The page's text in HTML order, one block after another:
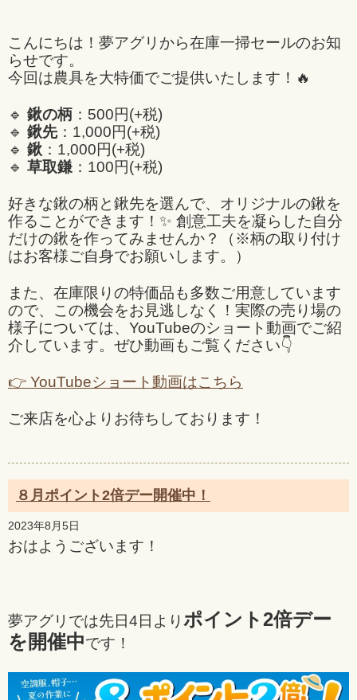
こんにちは！夢アグリから在庫一掃セールのお知
らせです。
今回は農具を大特価でご提供いたします！🔥
🔹 鍬の柄 ：500円(+税)
🔹 鍬先：1,000円(+税)
🔹 鍬 ：1,000円(+税)
🔹 草取鎌 ：100円(+税)
好きな鍬の柄と鍬先を選んで、オリジナルの鍬を
作ることができます！✨ 創意工夫を凝らした自分
だけの鍬を作ってみませんか？（※柄の取り付け
はお客様ご自身でお願いします。）
また、在庫限りの特価品も多数ご用意しています
ので、この機会をお見逃しなく！実際の売り場の
様子については、YouTubeのショート動画でご紹
介しています。ぜひ動画もご覧ください👇
👉 YouTubeショート動画はこちら
ご来店を心よりお待ちしております！
８月ポイント2倍デー開催中！
2023年8月5日
おはようございます！
夢アグリでは先日4日よりポイント2倍デー
を開催中です！